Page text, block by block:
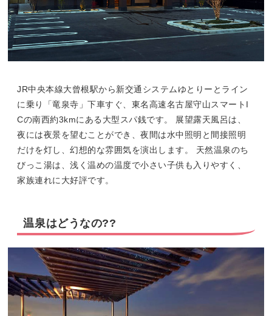
JR中央本線大曾根駅から新交通システムゆとりーとライン
に乗り「竜泉寺」下車すぐ、東名高速名古屋守山スマートI
Cの南西約3kmにある大型スパ銭です。 展望露天風呂は、
夜には夜景を望むことができ、夜間は水中照明と間接照明
だけを灯し、幻想的な雰囲気を演出します。 天然温泉のち
びっこ湯は、浅く温めの温度で小さい子供も入りやすく、
家族連れに大好評です。
温泉はどうなの??